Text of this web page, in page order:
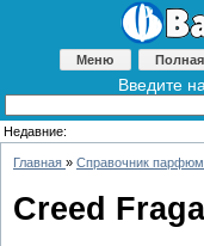
Меню
Введите
Недавние:
Главная » Справочник
Creed